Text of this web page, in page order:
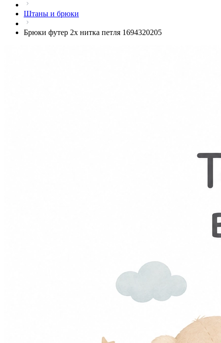
Штаны и брюки
Брюки футер 2х нитка петля 1694320205